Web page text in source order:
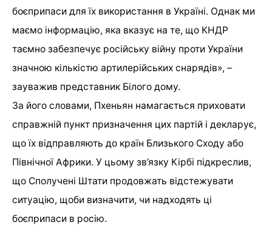
боєприпаси для їх використання в Україні. Однак ми
маємо інформацію, яка вказує на те, що КНДР
таємно забезпечує російську війну проти України
значною кількістю артилерійських снарядів», –
зауважив представник Білого дому.
За його словами, Пхеньян намагається приховати
справжній пункт призначення цих партій і декларує,
що їх відправляють до країн Близького Сходу або
Північної Африки. У цьому зв’язку Кірбі підкреслив,
що Сполучені Штати продовжать відстежувати
ситуацію, щоби визначити, чи надходять ці
боєприпаси в росію.